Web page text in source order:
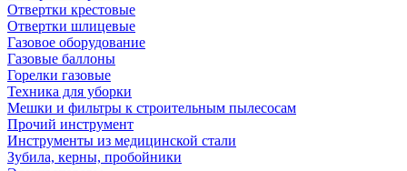
Отвертки крестовые
Отвертки шлицевые
Газовое оборудование
Газовые баллоны
Горелки газовые
Техника для уборки
Мешки и фильтры к строительным пылесосам
Прочий инструмент
Инструменты из медицинской стали
Зубила, керны, пробойники